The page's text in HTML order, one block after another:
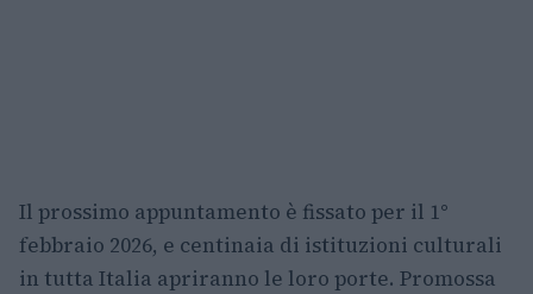
Il prossimo appuntamento è fissato per il 1°
febbraio 2026, e centinaia di istituzioni culturali
in tutta Italia apriranno le loro porte. Promossa